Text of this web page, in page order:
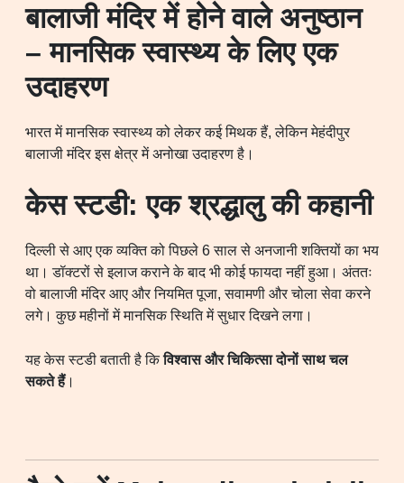
बालाजी मंदिर में होने वाले अनुष्ठान
– मानसिक स्वास्थ्य के लिए एक
उदाहरण
भारत में मानसिक स्वास्थ्य को लेकर कई मिथक हैं, लेकिन मेहंदीपुर
बालाजी मंदिर इस क्षेत्र में अनोखा उदाहरण है।
केस स्टडी: एक श्रद्धालु की कहानी
दिल्ली से आए एक व्यक्ति को पिछले 6 साल से अनजानी शक्तियों का भय
था। डॉक्टरों से इलाज कराने के बाद भी कोई फायदा नहीं हुआ। अंततः
वो बालाजी मंदिर आए और नियमित पूजा, सवामणी और चोला सेवा करने
लगे। कुछ महीनों में मानसिक स्थिति में सुधार दिखने लगा।
यह केस स्टडी बताती है किविश्वास और चिकित्सा दोनों साथ चल
सकते हैं।